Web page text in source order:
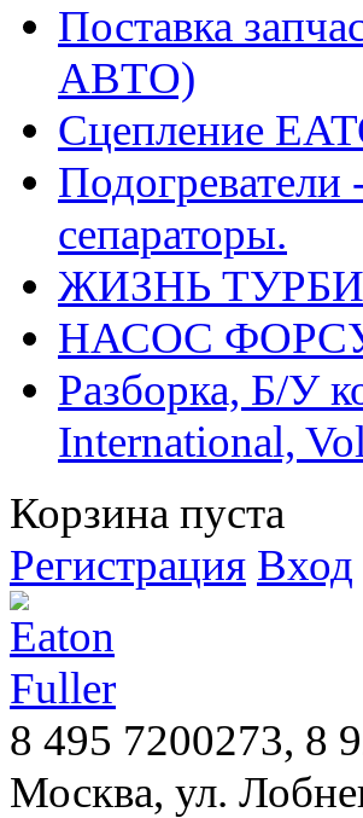
Поставка
АВТО)
Сцепление
Подогреватели
сепараторы.
ЖИЗНЬ
НАСОС
Разборка, Б/У
International,
Корзина пуста
Регистрация Вход
8 495 7200273, 8
Москва, ул.